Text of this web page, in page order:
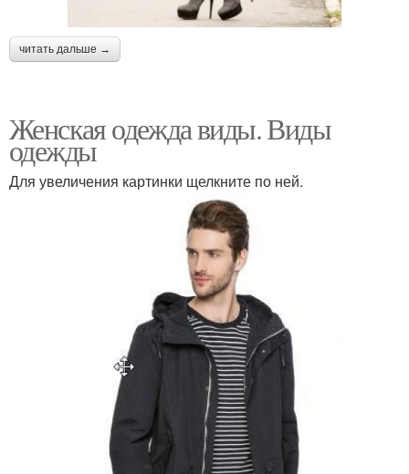
читать дальше →
Женская одежда виды. Виды
одежды
Для увеличения картинки щелкните по ней.